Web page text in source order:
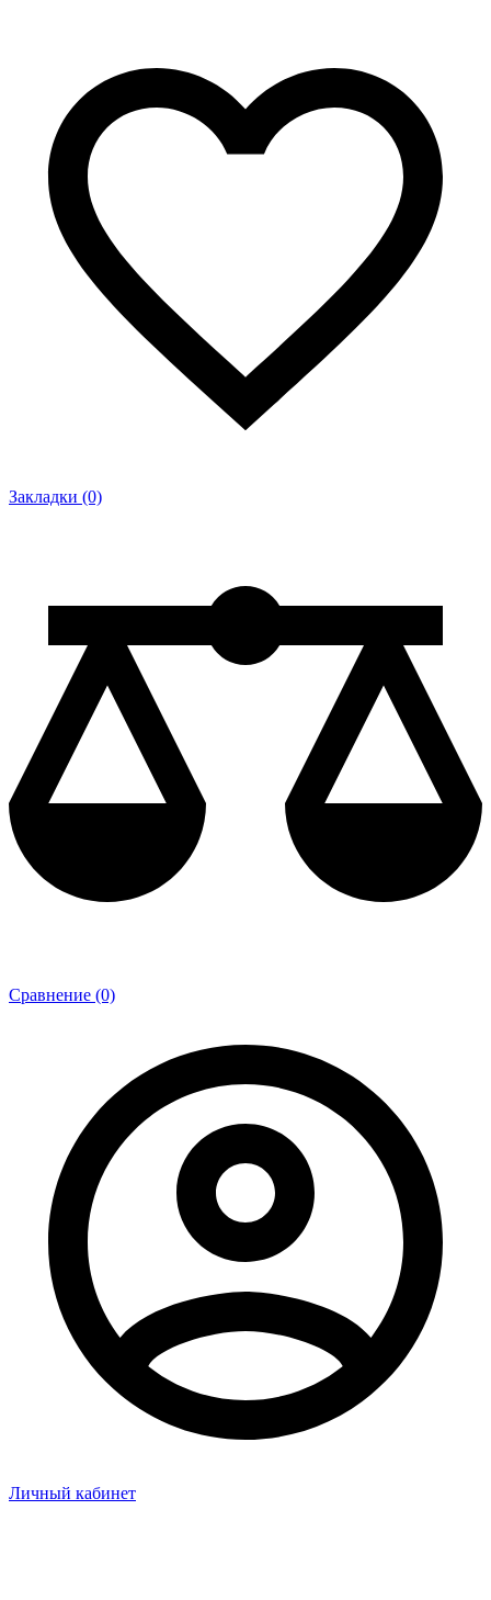
Закладки (0)
Сравнение (0)
Личный кабинет